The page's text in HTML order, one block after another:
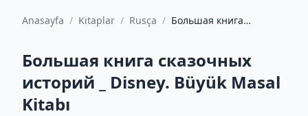
Anasayfa / Kitaplar / Rusça / Большая книга
Kitabı
Большая книга сказочных
историй _ Disney. Büyük Masal
Kitabı